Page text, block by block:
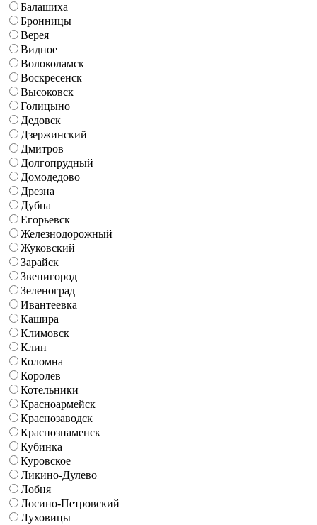
Балашиха
Бронницы
Верея
Видное
Волоколамск
Воскресенск
Высоковск
Голицыно
Дедовск
Дзержинский
Дмитров
Долгопрудный
Домодедово
Дрезна
Дубна
Егорьевск
Железнодорожный
Жуковский
Зарайск
Звенигород
Зеленоград
Ивантеевка
Кашира
Климовск
Клин
Коломна
Королев
Котельники
Красноармейск
Краснозаводск
Краснознаменск
Кубинка
Куровское
Ликино-Дулево
Лобня
Лосино-Петровский
Луховицы